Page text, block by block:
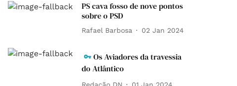
PS cava fosso de nove pontos
sobre o PSD
Rafael Barbosa 02 Jan 2024
Os Aviadores da travessia
do Atlântico
Redação DN 01 Jan 2024